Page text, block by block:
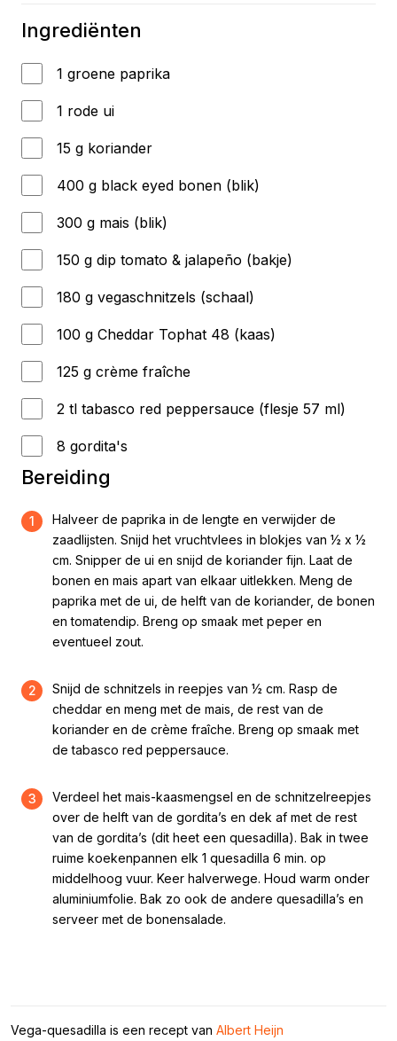
Ingrediënten
1 groene paprika
1 rode ui
15 g koriander
400 g black eyed bonen (blik)
300 g mais (blik)
150 g dip tomato & jalapeño (bakje)
180 g vegaschnitzels (schaal)
100 g Cheddar Tophat 48 (kaas)
125 g crème fraîche
2 tl tabasco red peppersauce (flesje 57 ml)
8 gordita's
Bereiding
1
Halveer de paprika in de lengte en verwijder de
zaadlijsten. Snijd het vruchtvlees in blokjes van ½ x ½
cm. Snipper de ui en snijd de koriander fijn. Laat de
bonen en mais apart van elkaar uitlekken. Meng de
paprika met de ui, de helft van de koriander, de bonen
en tomatendip. Breng op smaak met peper en
eventueel zout.
2
Snijd de schnitzels in reepjes van ½ cm. Rasp de
cheddar en meng met de mais, de rest van de
koriander en de crème fraîche. Breng op smaak met
de tabasco red peppersauce.
3
Verdeel het mais-kaasmengsel en de schnitzelreepjes
over de helft van de gordita’s en dek af met de rest
van de gordita’s (dit heet een quesadilla). Bak in twee
ruime koekenpannen elk 1 quesadilla 6 min. op
middelhoog vuur. Keer halverwege. Houd warm onder
aluminiumfolie. Bak zo ook de andere quesadilla’s en
serveer met de bonensalade.
Vega-quesadilla is een recept van Albert Heijn